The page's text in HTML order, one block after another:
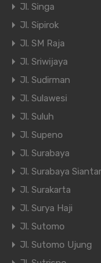
Jl. Singa
Jl. Sipirok
Jl. SM Raja
Jl. Sriwijaya
Jl. Sudirman
Jl. Sulawesi
Jl. Suluh
Jl. Supeno
Jl. Surabaya
Jl. Surabaya
Jl. Surakarta
Jl. Surya Haji
Jl. Sutomo
Jl. Sutomo Ujung